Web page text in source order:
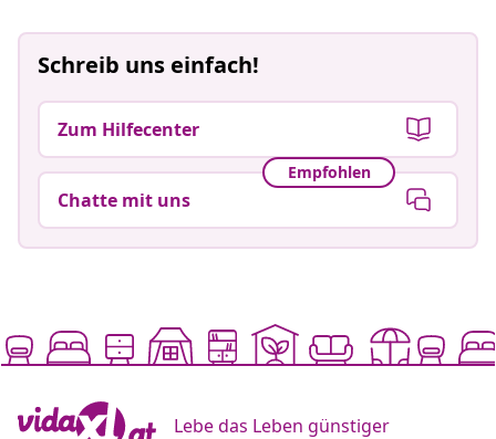
Schreib uns einfach!
Zum Hilfecenter
Empfohlen
Chatte mit uns
Lebe das Leben günstiger